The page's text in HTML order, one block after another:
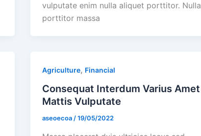
vulputate enim nulla aliquet porttitor. Nulla
porttitor massa
Agriculture, Financial
Consequat Interdum Varius Amet
Mattis Vulputate
aseoecoa /19/05/2022